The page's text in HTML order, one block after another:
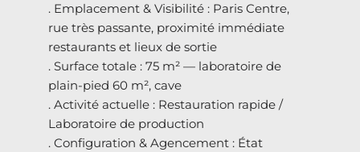
. Emplacement & Visibilité : Paris Centre,
rue très passante, proximité immédiate
restaurants et lieux de sortie
. Surface totale : 75 m² — laboratoire de
plain-pied 60 m², cave
. Activité actuelle : Restauration rapide /
Laboratoire de production
. Configuration & Agencement : État